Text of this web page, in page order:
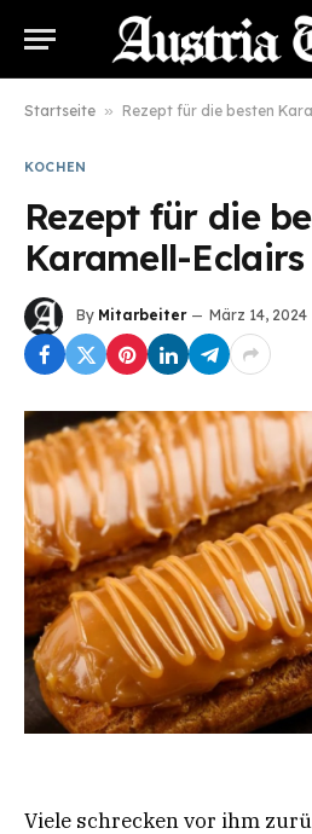
Startseite » Rezept für die besten
KOCHEN
Rezept für die
Karamell-Eclairs
By Mitarbeiter März 14, 2024
Viele schrecken vor ihm